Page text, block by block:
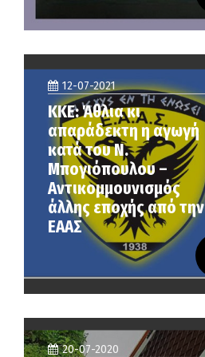
12-07-2021
ΚΚΕ: Άθλια κι
απαράδεκτη η αγωγή
κατά του Ν.
Μπογιόπουλου –
Αντικομμουνισμός
άλλης εποχής από την
ΕΑΑΣ
20-07-2020